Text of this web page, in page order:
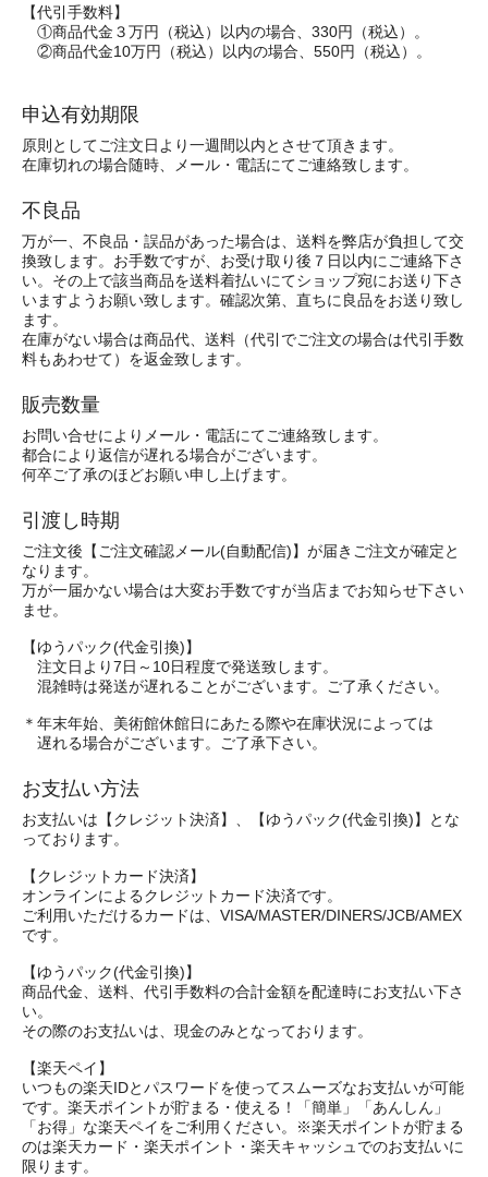
【代引手数料】
①商品代金３万円（税込）以内の場合、330円（税込）。
②商品代金10万円（税込）以内の場合、550円（税込）。
申込有効期限
原則としてご注文日より一週間以内とさせて頂きます。
在庫切れの場合随時、メール・電話にてご連絡致します。
不良品
万が一、不良品・誤品があった場合は、送料を弊店が負担して交
換致します。お手数ですが、お受け取り後７日以内にご連絡下さ
い。その上で該当商品を送料着払いにてショップ宛にお送り下さ
いますようお願い致します。確認次第、直ちに良品をお送り致し
ます。
在庫がない場合は商品代、送料（代引でご注文の場合は代引手数
料もあわせて）を返金致します。
販売数量
お問い合せによりメール・電話にてご連絡致します。
都合により返信が遅れる場合がございます。
何卒ご了承のほどお願い申し上げます。
引渡し時期
ご注文後【ご注文確認メール(自動配信)】が届きご注文が確定と
なります。
万が一届かない場合は大変お手数ですが当店までお知らせ下さい
ませ。
【ゆうパック(代金引換)】
注文日より7日～10日程度で発送致します。
混雑時は発送が遅れることがございます。ご了承ください。
＊年末年始、美術館休館日にあたる際や在庫状況によっては
遅れる場合がございます。ご了承下さい。
お支払い方法
お支払いは【クレジット決済】、【ゆうパック(代金引換)】とな
っております。
【クレジットカード決済】
オンラインによるクレジットカード決済です。
ご利用いただけるカードは、VISA/MASTER/DINERS/JCB/AMEX
です。
【ゆうパック(代金引換)】
商品代金、送料、代引手数料の合計金額を配達時にお支払い下さ
い。
その際のお支払いは、現金のみとなっております。
【楽天ペイ】
いつもの楽天IDとパスワードを使ってスムーズなお支払いが可能
です。楽天ポイントが貯まる・使える！「簡単」「あんしん」
「お得」な楽天ペイをご利用ください。※楽天ポイントが貯まる
のは楽天カード・楽天ポイント・楽天キャッシュでのお支払いに
限ります。